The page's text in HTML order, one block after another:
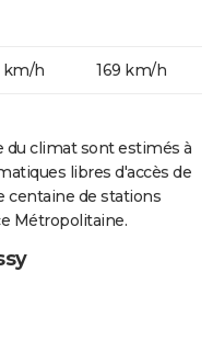
km/h 169 km/h
du climat sont estimés à
libres d'accès de
centaine de stations
Métropolitaine.